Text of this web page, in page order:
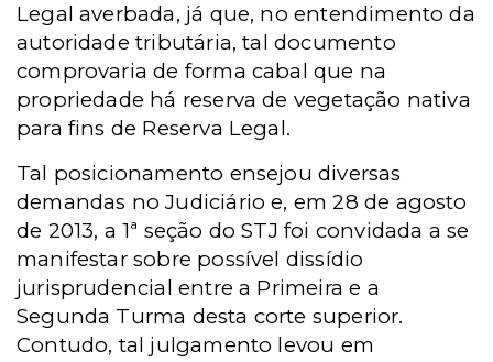
Legal averbada, já que, no entendimento da
autoridade tributária, tal documento
comprovaria de forma cabal que na
propriedade há reserva de vegetação nativa
para fins de Reserva Legal.
Tal posicionamento ensejou diversas
demandas no Judiciário e, em 28 de agosto
de 2013, a 1ª seção do STJ foi convidada a se
manifestar sobre possível dissídio
jurisprudencial entre a Primeira e a
Segunda Turma desta corte superior.
Contudo, tal julgamento levou em